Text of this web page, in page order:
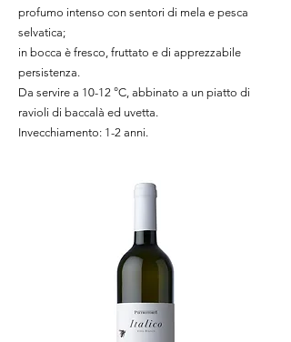
profumo intenso con sentori di mela e pesca
selvatica;
in bocca è fresco, fruttato e di apprezzabile
persistenza.
Da servire a 10-12 °C, abbinato a un piatto di
ravioli di baccalà ed uvetta.
Invecchiamento: 1-2 anni.